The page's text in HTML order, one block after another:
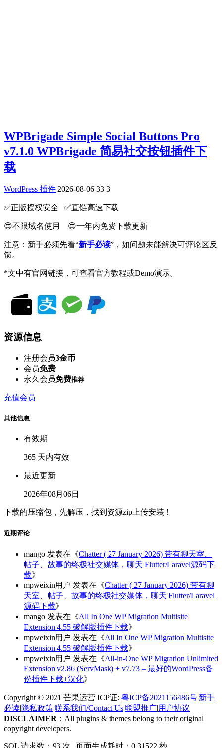
WPBrigade Simple Social Buttons Pro
v7.1.0 WPBrigade 简易社交按钮插件下
载
WordPress 插件 2026-08-06 33 3
✅️正版授权安全 ✅️直链高速下载
😍不限域名使用 😍一年内免费下载更新
注意：新手必须先看“新手必读”，如问题未能解决可评论区反
馈。
*文中有官网链接，可查看官方教程或Demo演示。
资源信息
注册会员3金币
会员免费
永久会员免费推荐
充值会员
其他信息
有效期
365 天内有效
最近更新
2026年08月06日
下载的压缩包，先解压，找到资源zip上传安装！
近期评论
mango 发表在《Chatter ( 27 January 2026) 带有聊天室、
帖子、故事的终极社交媒体，聊天 Flutter/Laravel源码下
载》
mpweixin用户 发表在《Chatter ( 27 January 2026) 带有聊
天室、帖子、故事的终极社交媒体，聊天 Flutter/Laravel
源码下载》
mango 发表在《All In One WP Migration Multisite
Extension 4.55 破解版插件下载》
mpweixin用户 发表在《All In One WP Migration Multisite
Extension 4.55 破解版插件下载》
mpweixin用户 发表在《All-in-One WP Migration Unlimited
Extension v2.86 (ServMask) + v7.73 – 最好的WordPress备
份插件下载+汉化》
Copyright © 2021 芒果运营 ICP证: 粤ICP备2021156486号|新手
必读|隐私政策|联系我们/Contact Us|联盟推广|用户协议
DISCLAIMER ：All plugins & themes belong to their original
copyright developers.
SQL 请求数：93 次 | 页面生成耗时：0.31522 秒